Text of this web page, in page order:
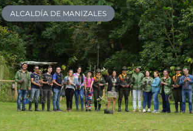
ALCALDÍA DE MANIZALES